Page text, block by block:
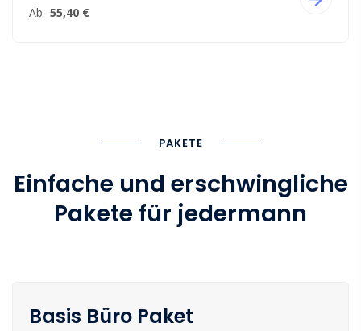
Ab 55,40 €
PAKETE
Einfache und erschwingliche
Pakete für jedermann
Basis Büro Paket